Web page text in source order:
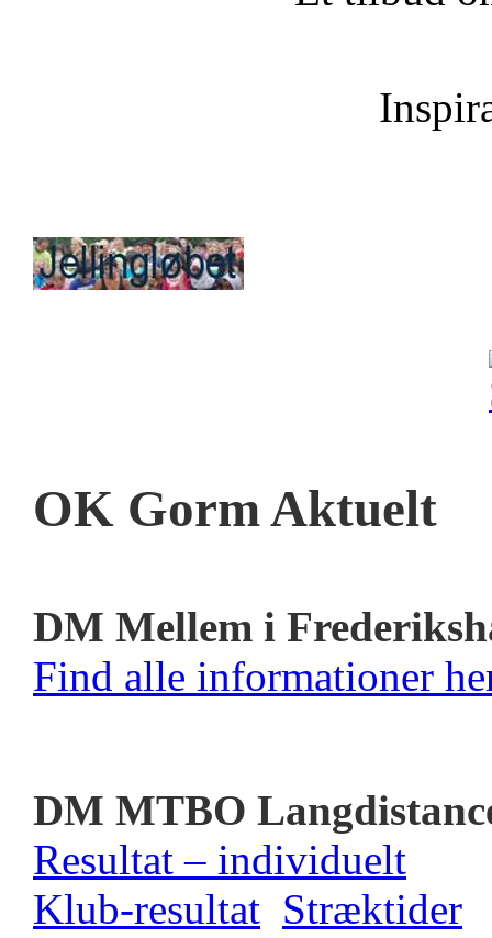
OK Gorm Aktuelt
DM Mellem i
Find alle informationer
DM MTBO
Resultat – individuelt
Klub-resultat Stræktider